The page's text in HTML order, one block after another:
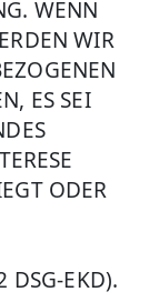
WENN
WIR
ES SEI
ODER
DSG-EKD).